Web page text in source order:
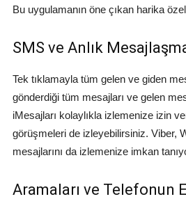
Bu uygulamanın öne çıkan harika
SMS ve Anlık
Tek tıklamayla tüm gelen ve giden
gönderdiği tüm mesajları ve gelen
iMesajları kolaylıkla izlemenize izin
görüşmeleri de izleyebilirsiniz. Viber,
mesajlarını da izlemenize imkan
Aramaları ve Telefonun